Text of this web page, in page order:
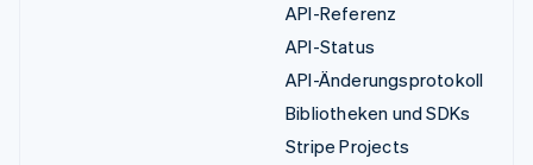
API-Referenz
API-Status
API-Änderungsprotokoll
Bibliotheken und SDKs
Stripe Projects